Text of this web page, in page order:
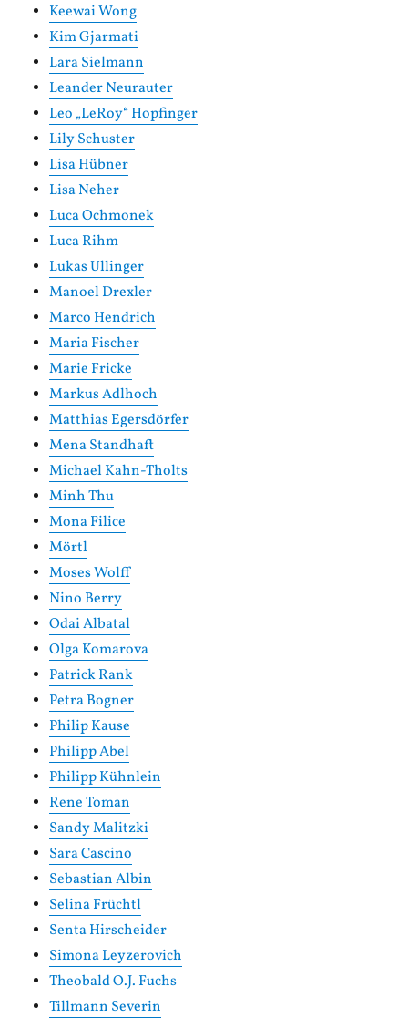
Keewai Wong
Kim Gjarmati
Lara Sielmann
Leander Neurauter
Leo „LeRoy“ Hopfinger
Lily Schuster
Lisa Hübner
Lisa Neher
Luca Ochmonek
Luca Rihm
Lukas Ullinger
Manoel Drexler
Marco Hendrich
Maria Fischer
Marie Fricke
Markus Adlhoch
Matthias Egersdörfer
Mena Standhaft
Michael Kahn-Tholts
Minh Thu
Mona Filice
Mörtl
Moses Wolff
Nino Berry
Odai Albatal
Olga Komarova
Patrick Rank
Petra Bogner
Philip Kause
Philipp Abel
Philipp Kühnlein
Rene Toman
Sandy Malitzki
Sara Cascino
Sebastian Albin
Selina Früchtl
Senta Hirscheider
Simona Leyzerovich
Theobald O.J. Fuchs
Tillmann Severin